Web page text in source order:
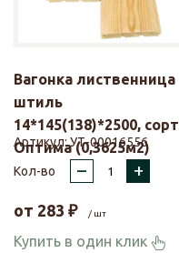
Вагонка лиственница
штиль
14*145(138)*2500, сорт
Оптима (0,3625м2)
Артикул:УТ-00016556
Кол-во
– +
от 283 ₽ / шт
Купить в один клик